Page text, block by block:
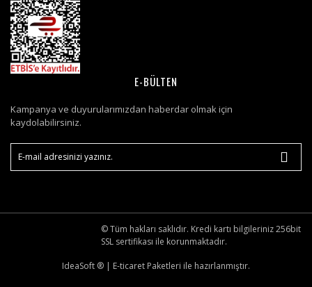
E-BÜLTEN
Kampanya ve duyurularımızdan haberdar olmak için
kaydolabilirsiniz.
© Tüm hakları saklıdır. Kredi kartı bilgileriniz 256bit
SSL sertifikası ile korunmaktadır.
IdeaSoft ® | E-ticaret Paketleri ile hazırlanmıştır.